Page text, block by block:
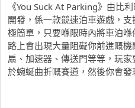
《You Suck At Parking》由比
開發，係一款競速泊車遊戲，
極簡單，只要喺限時內將車泊
路上會出現大量阻礙你前進嘅
扇、加速器、傳送門等等，玩
於蜿蜒曲折嘅賽道，然後你會發